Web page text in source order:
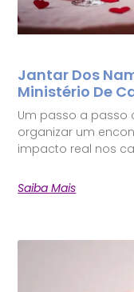
Jantar Dos
Ministério De
Um passo a passo
organizar um
impacto real nos
Saiba Mais